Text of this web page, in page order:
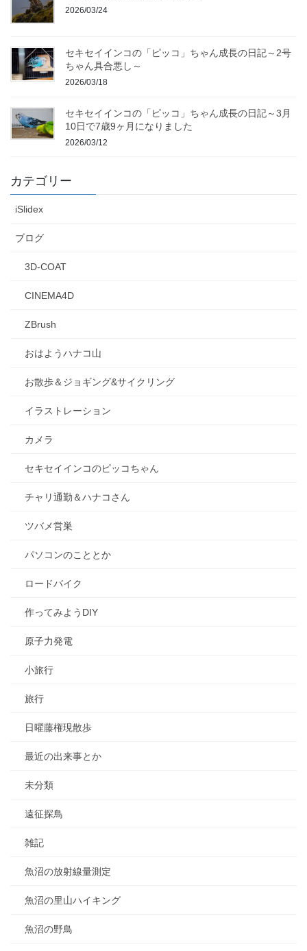
2026/03/24
セキセイインコの「ピッコ」ちゃん成長の日記～2号
ちゃん具合悪し～
2026/03/18
セキセイインコの「ピッコ」ちゃん成長の日記～3月
10日で7歳9ヶ月になりました
2026/03/12
カテゴリー
iSlidex
ブログ
3D-COAT
CINEMA4D
ZBrush
おはようハナコ山
お散歩＆ジョギング&サイクリング
イラストレーション
カメラ
セキセイインコのピッコちゃん
チャリ通勤＆ハナコさん
ツバメ営巣
パソコンのこととか
ロードバイク
作ってみようDIY
原子力発電
小旅行
旅行
日曜藤権現散歩
最近の出来事とか
未分類
遠征探鳥
雑記
魚沼の放射線量測定
魚沼の里山ハイキング
魚沼の野鳥